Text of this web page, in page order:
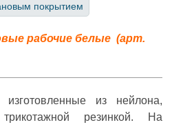
покрытием
рабочие белые (арт.
изготовленные из нейлона,
трикотажной резинкой. На